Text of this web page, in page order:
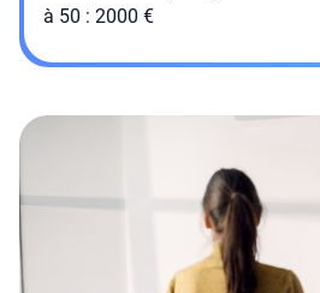
à 50 : 2000 €